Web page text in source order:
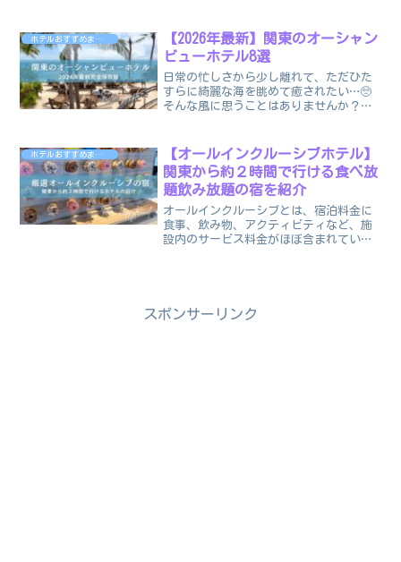
は沖縄には、小学生になっても「添い寝
無料」で泊まれる神コスパな...
ホテルおすすめまとめ
【2026年最新】関東のオーシャン
ビューホテル8選
日常の忙しさから少し離れて、ただひた
すらに綺麗な海を眺めて癒されたい…🥺
そんな風に思うことはありませんか？せ
わいたいですよね🌴そこで今回は、2023
年〜2026年にオー...
ホテルおすすめまとめ
【オールインクルーシブホテル】
関東から約２時間で行ける食べ放
題飲み放題の宿を紹介
オールインクルーシブとは、宿泊料金に
食事、飲み物、アクティビティなど、施
設内のサービス料金がほぼ含まれている
スポンサーリンク